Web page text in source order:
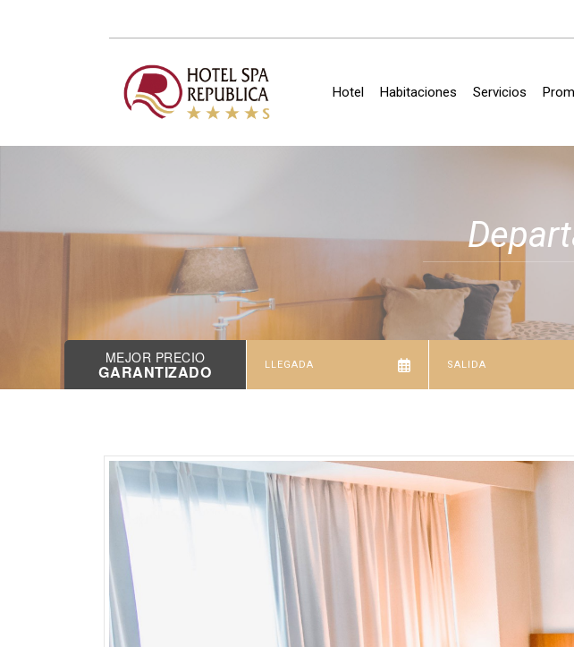
Hotel Habitaciones Servicios
MEJOR PRECIO
GARANTIZADO